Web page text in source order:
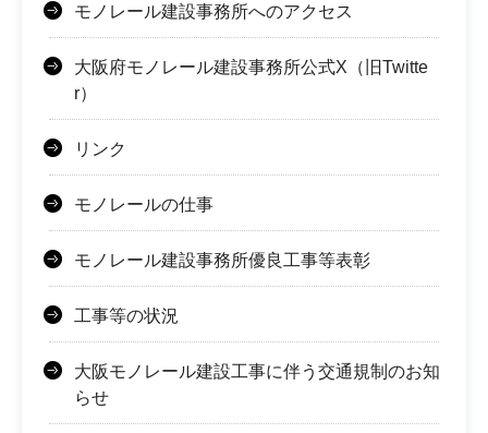
モノレール建設事務所へのアクセス
大阪府モノレール建設事務所公式X（旧Twitte
r）
リンク
モノレールの仕事
モノレール建設事務所優良工事等表彰
工事等の状況
大阪モノレール建設工事に伴う交通規制のお知
らせ